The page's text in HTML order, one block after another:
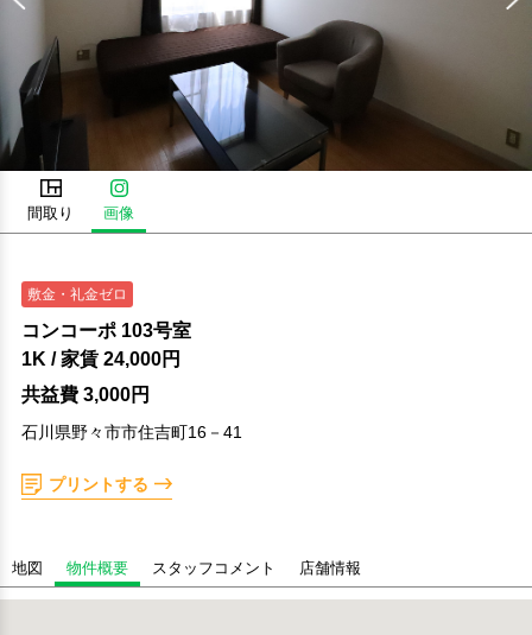
間取り 画像
敷金・礼金ゼロ
コンコーポ 103号室
1K / 家賃 24,000円
共益費 3,000円
石川県野々市市住吉町16－41
プリントする
地図 物件概要 スタッフコメント 店舗情報